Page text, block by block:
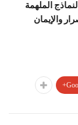
الملهمة
والإيمان